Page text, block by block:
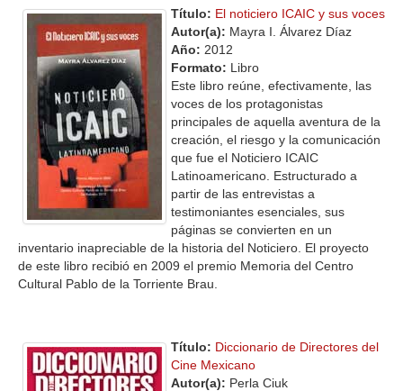
Título: El noticiero ICAIC y sus voces
Autor(a): Mayra I. Álvarez Díaz
Año: 2012
Formato: Libro
Este libro reúne, efectivamente, las
voces de los protagonistas
principales de aquella aventura de la
creación, el riesgo y la comunicación
que fue el Noticiero ICAIC
Latinoamericano. Estructurado a
partir de las entrevistas a
testimoniantes esenciales, sus
páginas se convierten en un
inventario inapreciable de la historia del Noticiero. El proyecto
de este libro recibió en 2009 el premio Memoria del Centro
Cultural Pablo de la Torriente Brau.
Título: Diccionario de Directores del
Cine Mexicano
Autor(a): Perla Ciuk